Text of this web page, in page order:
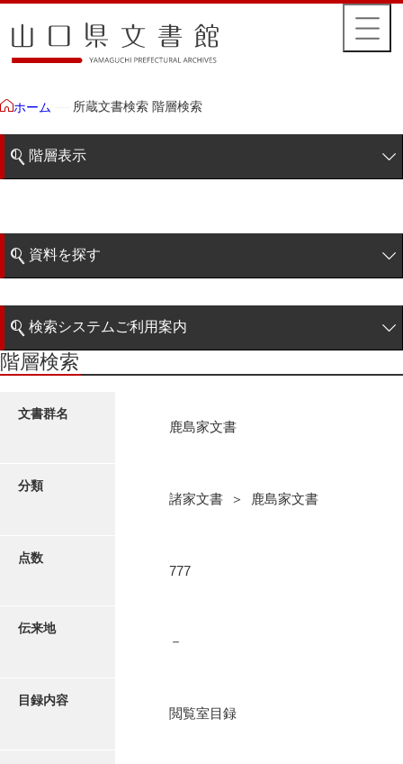
ホーム 所蔵文書検索 階層検索
階層表示
藩政文書
特定歴史公文書
諸家文書
荒瀬家文書（防府市）
資料を探す
階層検索
近代刊行写真帳類
検索システムご利用案内
検索システムの利用について
更新履歴
階層検索
文書群名
鹿島家文書
分類
諸家文書 ＞ 鹿島家文書
点数
777
伝来地
－
目録内容
閲覧室目録